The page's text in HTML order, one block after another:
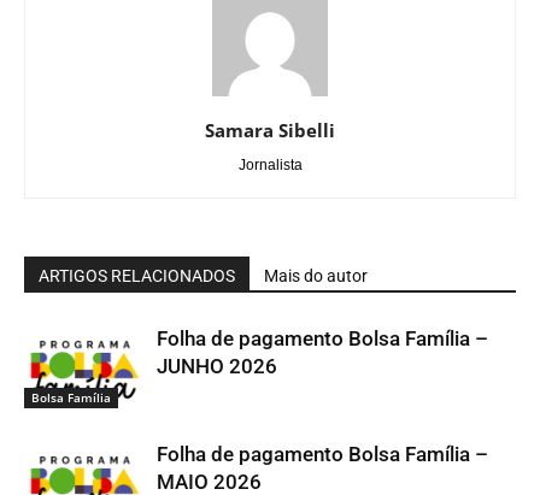
Samara Sibelli
Jornalista
ARTIGOS RELACIONADOS Mais do autor
Bolsa Família
Folha de pagamento Bolsa Família –
JUNHO 2026
Folha de pagamento Bolsa Família –
MAIO 2026